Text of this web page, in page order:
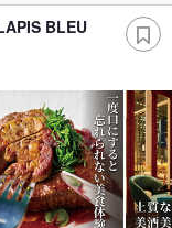
BLEU